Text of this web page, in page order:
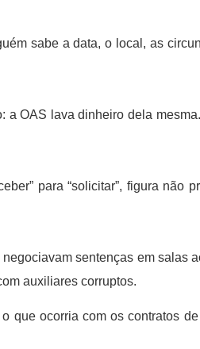
sabe a data, o local, as
a OAS lava dinheiro dela
para “solicitar”, figura não
sentenças em salas
auxiliares corruptos.
que ocorria com os contratos